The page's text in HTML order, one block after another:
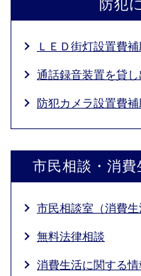
防犯
ＬＥＤ街灯設置費
通話録音装置を貸
防犯カメラ設置費
市民相談・消費
市民相談室（消費生
無料法律相談
消費生活に関する情